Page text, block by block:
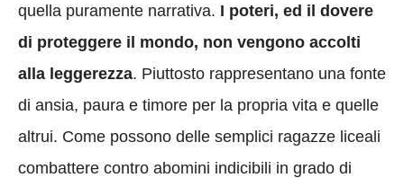
quella puramente narrativa. I poteri, ed il dovere
di proteggere il mondo, non vengono accolti
alla leggerezza. Piuttosto rappresentano una fonte
di ansia, paura e timore per la propria vita e quelle
altrui. Come possono delle semplici ragazze liceali
combattere contro abomini indicibili in grado di